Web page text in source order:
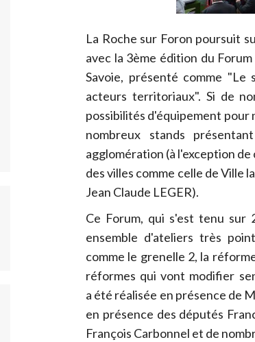
La Roche sur Foron poursuit
avec la 3ème édition du
Savoie, présenté comme
acteurs territoriaux". Si de
possibilités d'équipement pour
nombreux stands
agglomération (à l'exception
des villes comme celle de Ville
Jean Claude LEGER).
Ce Forum, qui s'est tenu sur
ensemble d'ateliers très
comme le grenelle 2, la
réformes qui vont modifier
a été réalisée en présence de
en présence des députés
François Carbonnel et de